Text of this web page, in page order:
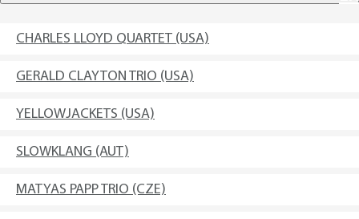
CHARLES LLOYD QUARTET (USA)
GERALD CLAYTON TRIO (USA)
YELLOWJACKETS (USA)
SLOWKLANG (AUT)
MATYAS PAPP TRIO (CZE)